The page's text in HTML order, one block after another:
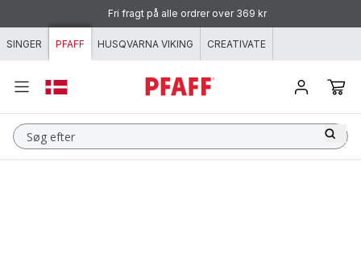
Spring til indhold
Fri fragt på alle ordrer over 369 kr
SINGER PFAFF HUSQVARNA VIKING CREATIVATE
Søg efter